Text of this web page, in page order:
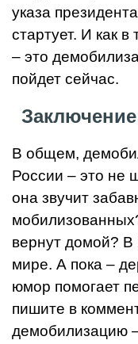
указа
стартует. И как
– это
пойдет сейчас.
В общем,
России – это не
она звучит
вернут домой? В
мире. А пока –
юмор помогает
пишите в
демобилизацию